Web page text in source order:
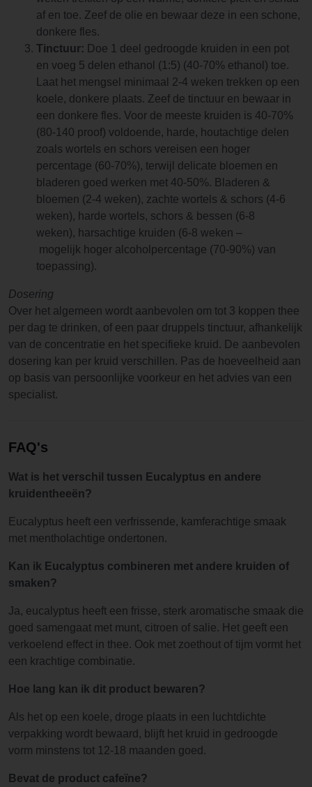
af en toe. Zeef de olie en bewaar deze in een schone,
donkere fles.
Tinctuur: Doe 1 deel gedroogde kruiden in een pot
en voeg 5 delen ethanol (1:5) (40-70% ethanol) toe.
Laat het mengsel minimaal 2-4 weken trekken op een
koele, donkere plaats. Zeef de tinctuur en bewaar in
een donkere fles. Voor de meeste kruiden is 40-70%
(80-140 proof) voldoende, harde, houtachtige delen
zoals wortels en schors vereisen een hoger
percentage (60-70%), terwijl delicate bloemen en
bladeren goed werken met 40-50%. Bladeren &
bloemen (2-4 weken), zachte wortels & schors (4-6
weken), harde wortels, schors & bessen (6-8
weken), harsachtige kruiden (6-8 weken –
mogelijk hoger alcoholpercentage (70-90%) van
toepassing).
Dosering
Over het algemeen wordt aanbevolen om tot 3 koppen thee
per dag te drinken, of een paar druppels tinctuur, afhankelijk
van de concentratie en het specifieke kruid. De aanbevolen
dosering kan per kruid verschillen. Pas de hoeveelheid aan
op basis van persoonlijke voorkeur en het advies van een
specialist.
FAQ's
Wat is het verschil tussen Eucalyptus en andere
kruidentheeën?
Eucalyptus heeft een verfrissende, kamferachtige smaak
met mentholachtige ondertonen.
Kan ik Eucalyptus combineren met andere kruiden of
smaken?
Ja, eucalyptus heeft een frisse, sterk aromatische smaak die
goed samengaat met munt, citroen of salie. Het geeft een
verkoelend effect in thee. Ook met zoethout of tijm vormt het
een krachtige combinatie.
Hoe lang kan ik dit product bewaren?
Als het op een koele, droge plaats in een luchtdichte
verpakking wordt bewaard, blijft het kruid in gedroogde
vorm minstens tot 12-18 maanden goed.
Bevat de product cafeïne?